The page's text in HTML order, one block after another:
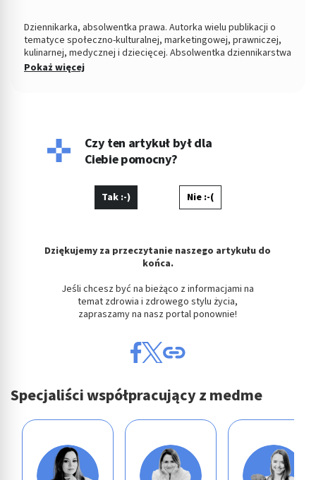
Dziennikarka, absolwentka prawa. Autorka wielu publikacji o
tematyce społeczno-kulturalnej, marketingowej, prawniczej,
kulinarnej, medycznej i dziecięcej. Absolwentka dziennikarstwa
i komunikacji społecznej na Uniwersytecie Jagiellońskim i
Pokaż więcej
Czy ten artykuł był dla
Ciebie pomocny?
Tak :-) Nie :-(
Dziękujemy za przeczytanie naszego artykułu do
końca.
Jeśli chcesz być na bieżąco z informacjami na
temat zdrowia i zdrowego stylu życia,
zapraszamy na nasz portal ponownie!
Specjaliści współpracujący z medme